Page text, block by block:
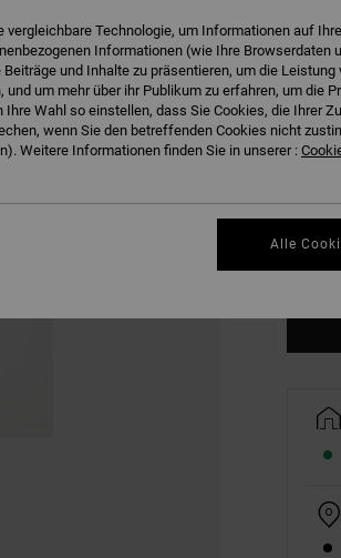
FARBE
XS
Technologie, um Informationen auf
Informationen (wie Ihre Browserdaten
und Inhalte zu präsentieren, um die Leistung
um mehr über ihr Publikum zu erfahren, um die
Wahl so einstellen, dass Sie Cookies, die Ihrer
wenn Sie den betreffenden Cookies nicht
Weitere Informationen finden Sie in unserer :
Alle